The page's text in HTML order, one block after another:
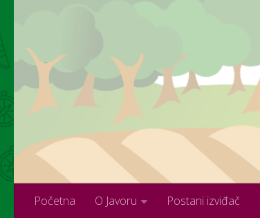
Početna O Javoru Postani izviđač